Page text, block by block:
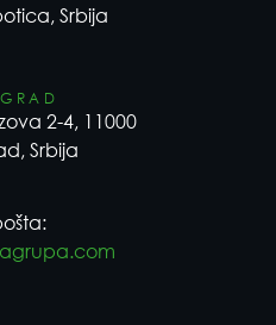
Srbija
2-4, 11000
Srbija